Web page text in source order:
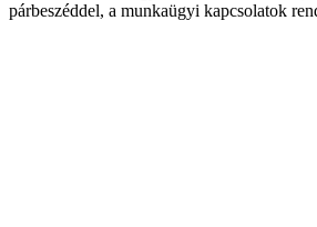
párbeszéddel, a munkaügyi kapcsolatok